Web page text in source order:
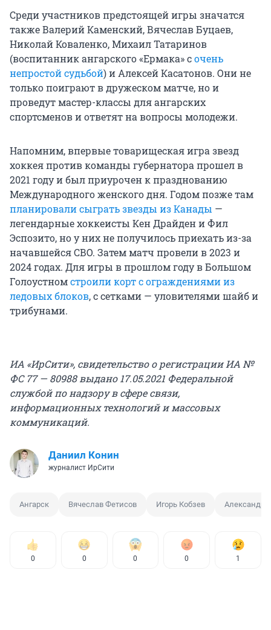
Среди участников предстоящей игры значатся
также Валерий Каменский, Вячеслав Буцаев,
Николай Коваленко, Михаил Татаринов
(воспитанник ангарского «Ермака» сочень
непростой судьбой) и Алексей Касатонов. Они не
только поиграют в дружеском матче, но и
проведут мастер-классы для ангарских
спортсменов и ответят на вопросы молодежи.
Напомним, впервые товарищеская игра звезд
хоккея против команды губернатора прошел в
2021 году и был приурочен к празднованию
Международного женского дня. Годом позже там
планировали сыграть звезды из Канады —
легендарные хоккеисты Кен Драйден и Фил
Эспозито, но у них не получилось приехать из-за
начавшейся СВО. Затем матч провели в 2023 и
2024 годах. Для игры в прошлом году в Большом
Голоустномстроили корт с ограждениями из
ледовых блоков, с сетками — уловителями шайб и
трибунами.
ИА «ИрСити», свидетельство о регистрации ИА №
ФС 77 — 80988 выдано 17.05.2021 Федеральной
службой по надзору в сфере связи,
информационных технологий и массовых
коммуникаций.
Даниил Конин
журналист ИрСити
Ангарск Вячеслав Фетисов Игорь Кобзев Александр
0 0 0 0 1